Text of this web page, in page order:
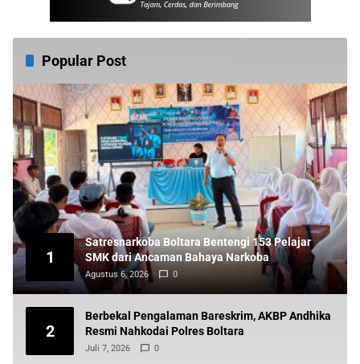
Popular Post
1
Satresnarkoba Boltara Bentengi 153 Pelajar
SMK dari Ancaman Bahaya Narkoba
Agustus 6, 2026 0
2
Berbekal Pengalaman Bareskrim, AKBP Andhika
Resmi Nahkodai Polres Boltara
Juli 7, 2026 0